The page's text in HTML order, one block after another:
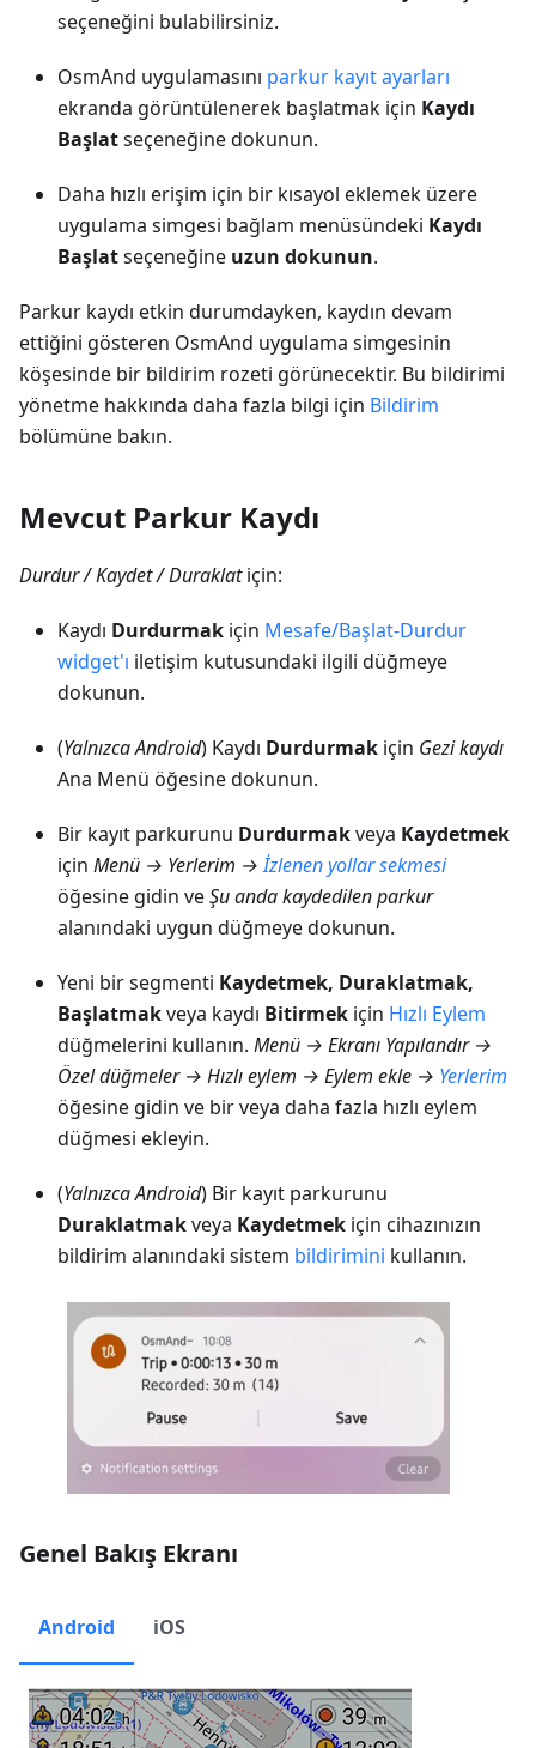
seçeneğini bulabilirsiniz.
OsmAnd uygulamasını parkur kayıt ayarları
ekranda görüntülenerek başlatmak için Kaydı
Başlatseçeneğine dokunun.
Daha hızlı erişim için bir kısayol eklemek üzere
uygulama simgesi bağlam menüsündeki Kaydı
Başlatseçeneğine uzun dokunun.
Parkur kaydı etkin durumdayken, kaydın devam
ettiğini gösteren OsmAnd uygulama simgesinin
köşesinde bir bildirim rozeti görünecektir. Bu bildirimi
yönetme hakkında daha fazla bilgi için Bildirim
bölümüne bakın.
Mevcut Parkur Kaydı
Durdur / Kaydet / Duraklatiçin:
Kaydı Durdurmak için Mesafe/Başlat-Durdur
widget'ı iletişim kutusundaki ilgili düğmeye
dokunun.
(Yalnızca Android) Kaydı Durdurmak için Gezi kaydı
Ana Menü öğesine dokunun.
Bir kayıt parkurunu Durdurmakveya Kaydetmek
için Menü → Yerlerim → İzlenen yollarsekmesi
öğesine gidin veŞu anda kaydedilen parkur
alanındaki uygun düğmeye dokunun.
Yeni bir segmenti Kaydetmek, Duraklatmak,
Başlatmakveya kaydı Bitirmek için Hızlı Eylem
düğmelerini kullanın. Menü → Ekranı Yapılandır →
Özel düğmeler → Hızlı eylem → Eylem ekle → Yerlerim
öğesine gidin ve bir veya daha fazla hızlı eylem
düğmesi ekleyin.
(Yalnızca Android) Bir kayıt parkurunu
Duraklatmakveya Kaydetmek için cihazınızın
bildirim alanındaki sistem bildirimini kullanın.
Genel Bakış Ekranı
Android iOS